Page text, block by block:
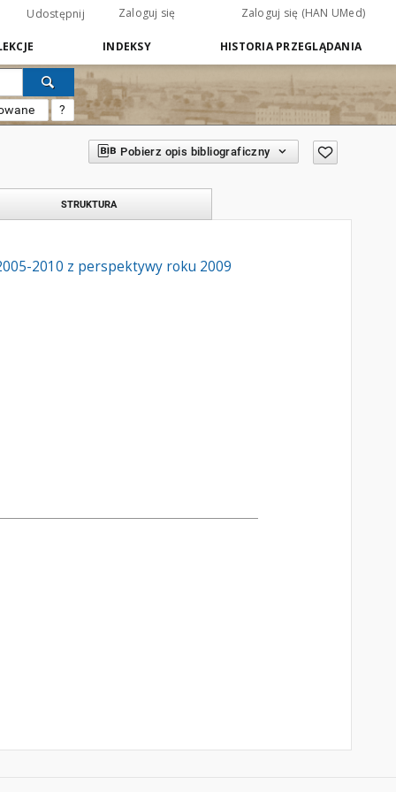
Udostępnij Zaloguj się Zaloguj się (HAN UMed)
INDEKSY HISTORIA PRZEGLĄDANIA
?
Pobierz opis bibliograficzny
STRUKTURA
2010 z perspektywy roku 2009